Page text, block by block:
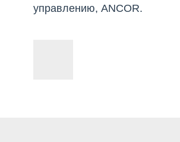
управлению, ANCOR.